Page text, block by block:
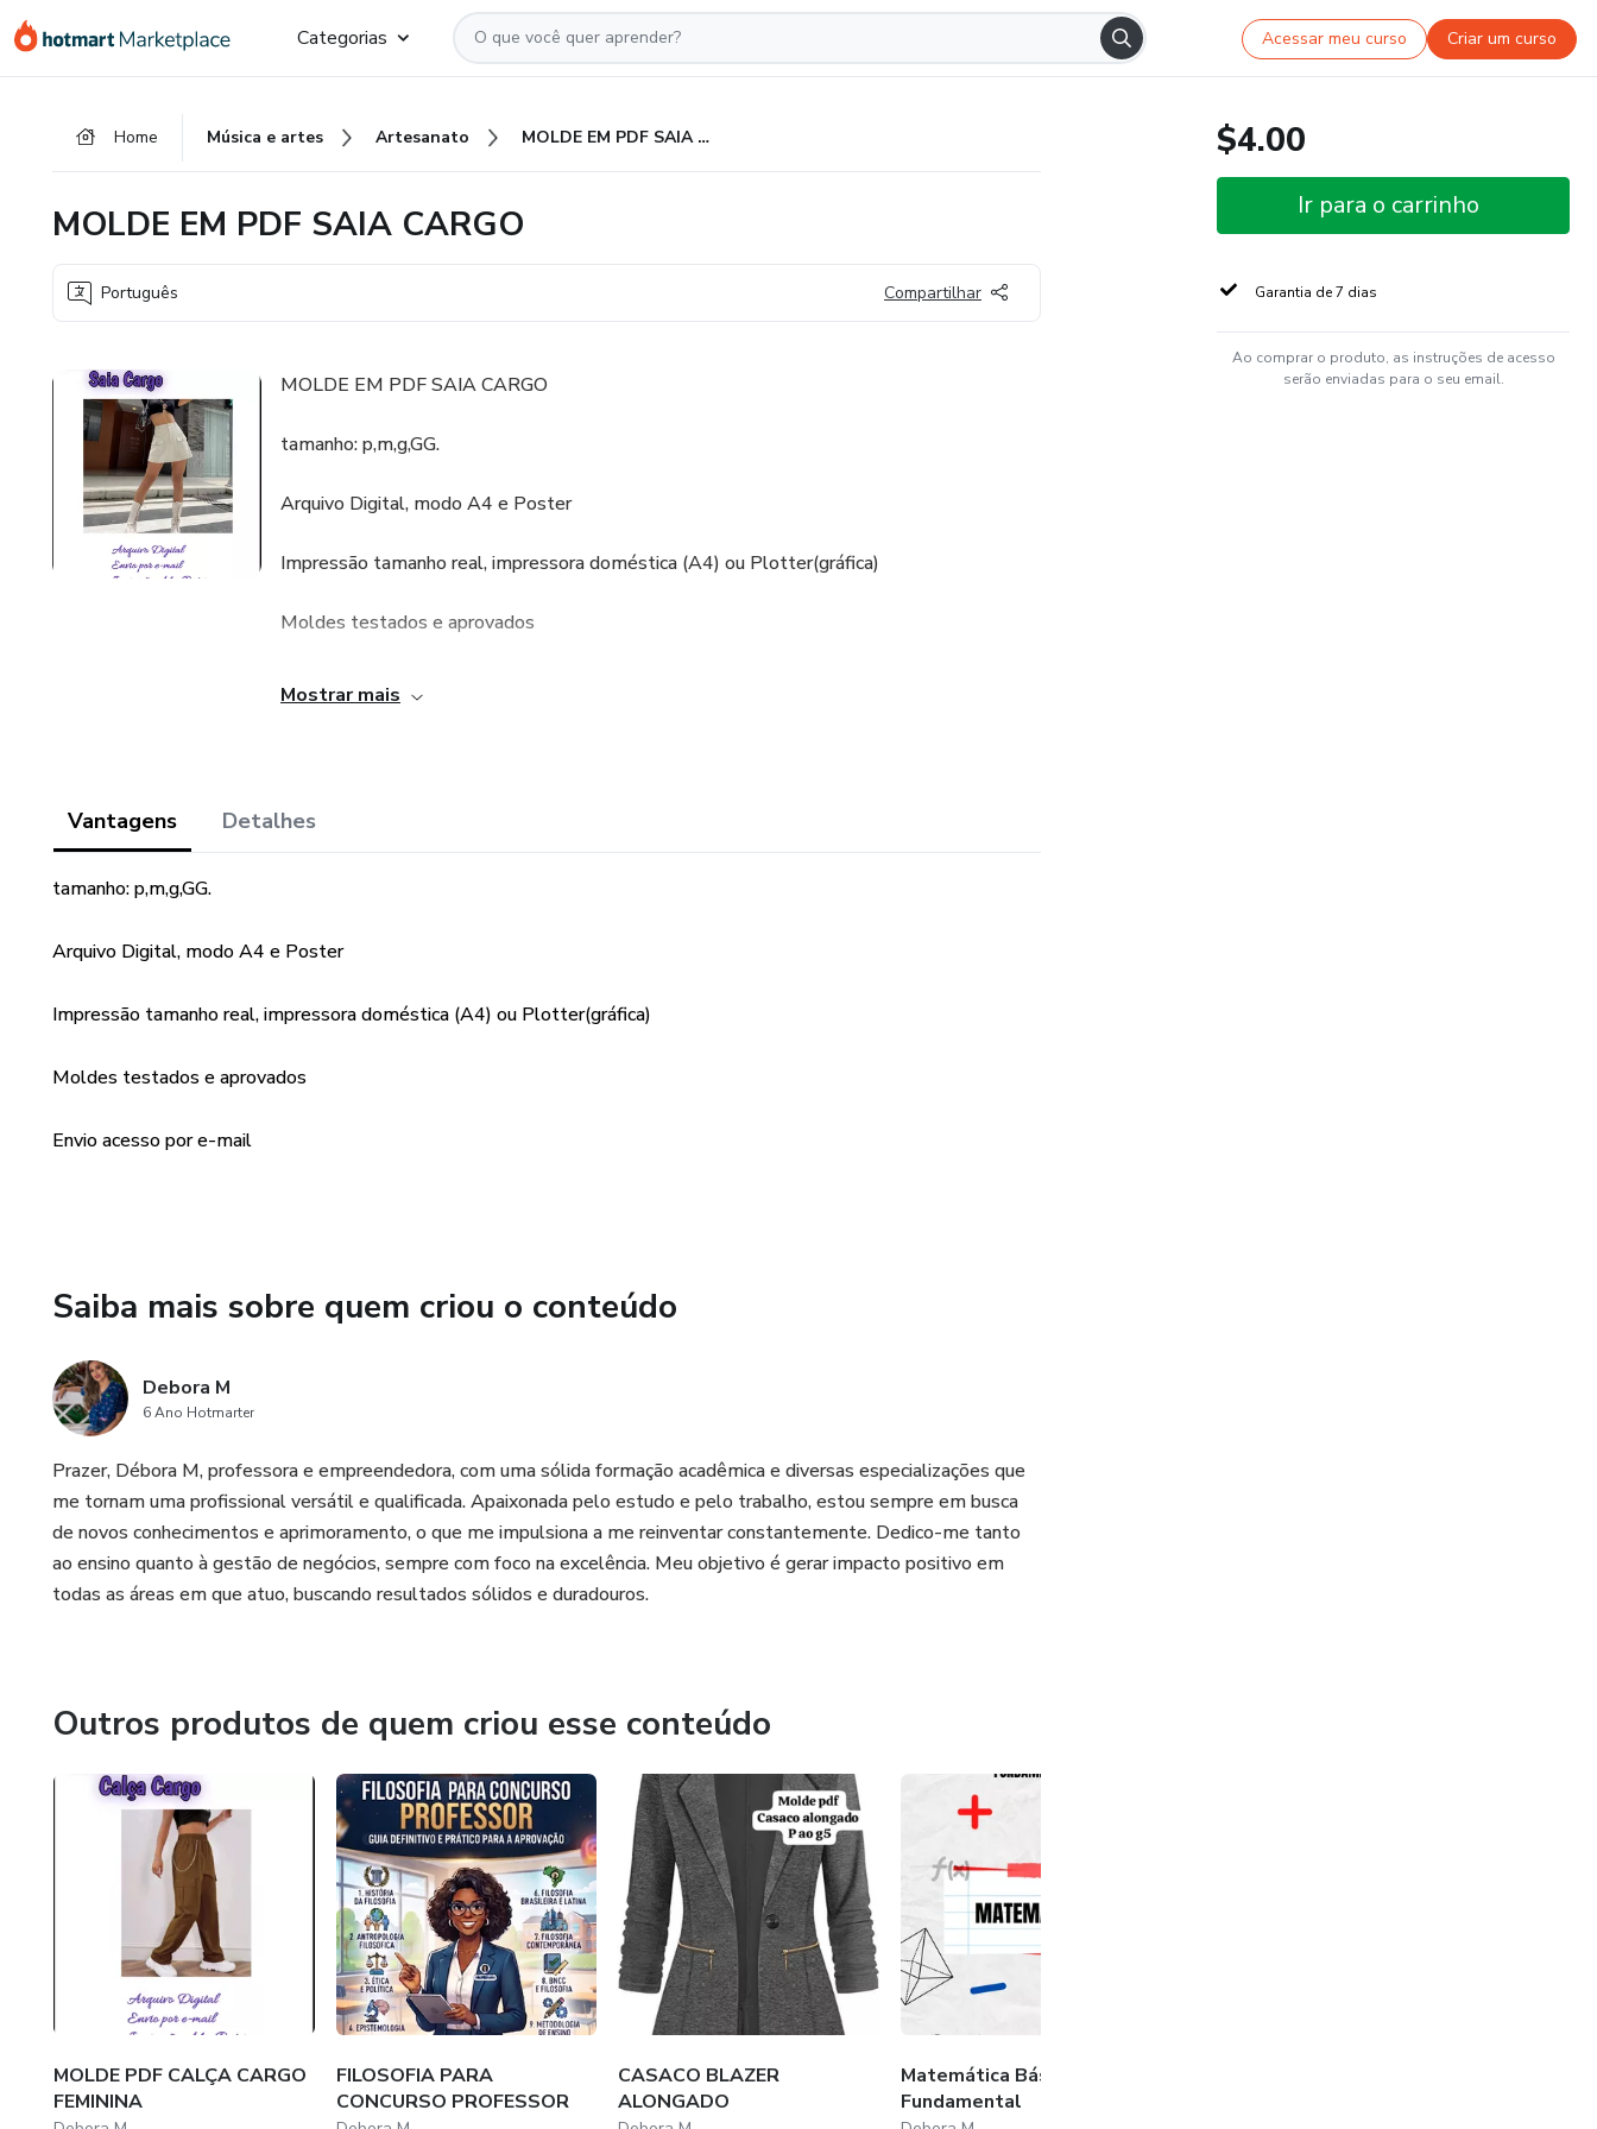
para
para
para
Categorias Acessar meu curso Criar um curso
Home Música e artes Artesanato MOLDE EM PDF SAIA CARGO
MOLDE EM PDF SAIA CARGO
Português Compartilhar
MOLDE EM PDF SAIA CARGO
tamanho: p,m,g,GG.
Arquivo Digital, modo A4 e Poster
Impressão tamanho real, impressora doméstica (A4) ou Plotter(gráfica)
Moldes testados e aprovados
Envio acesso por e-mail !
Mostrar mais
Vantagens Detalhes
tamanho: p,m,g,GG.
Arquivo Digital, modo A4 e Poster
Impressão tamanho real, impressora doméstica (A4) ou Plotter(gráfica)
Moldes testados e aprovados
Envio acesso por e-mail
Saiba mais sobre quem criou o conteúdo
Debora M
6 Ano Hotmarter
Prazer, Débora M, professora e empreendedora, com uma sólida formação acadêmica e diversas especializações que
me tornam uma profissional versátil e qualificada. Apaixonada pelo estudo e pelo trabalho, estou sempre em busca
de novos conhecimentos e aprimoramento, o que me impulsiona a me reinventar constantemente. Dedico-me tanto
ao ensino quanto à gestão de negócios, sempre com foco na excelência. Meu objetivo é gerar impacto positivo em
todas as áreas em que atuo, buscando resultados sólidos e duradouros.
Outros produtos de quem criou esse conteúdo
MOLDE PDF CALÇA CARGO
FEMININA
FILOSOFIA PARA
CONCURSO PROFESSOR
CASACO BLAZER
ALONGADO
Matemática Básica Nível
Fundamental
$4.00
Ir para o carrinho
Garantia de 7 dias
Ao comprar o produto, as instruções de acesso
serão enviadas para o seu email.